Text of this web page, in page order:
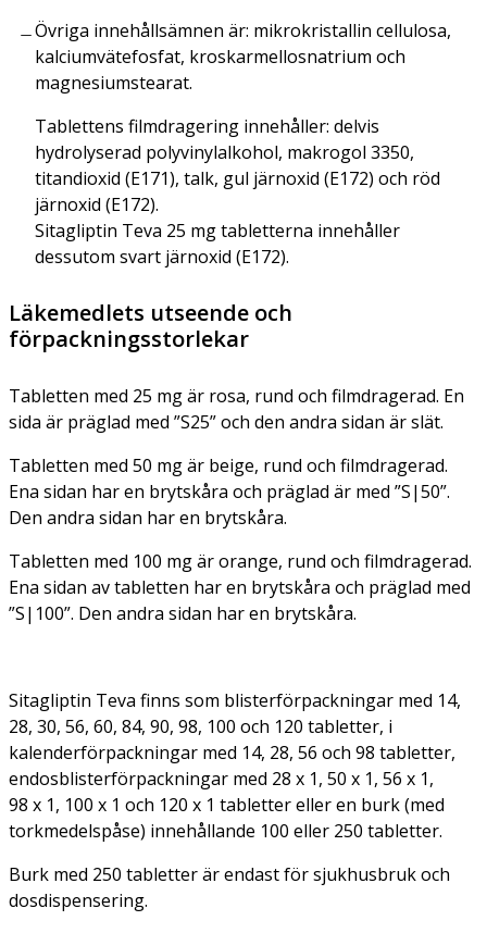
Övriga innehållsämnen är: mikrokristallin cellulosa,
kalciumvätefosfat, kroskarmellosnatrium och
magnesiumstearat.
Tablettens filmdragering innehåller: delvis
hydrolyserad polyvinylalkohol, makrogol 3350,
titandioxid (E171), talk, gul järnoxid (E172) och röd
järnoxid (E172).
Sitagliptin Teva 25 mg tabletterna innehåller
dessutom svart järnoxid (E172).
Läkemedlets utseende och
förpackningsstorlekar
Tabletten med 25 mg är rosa, rund och filmdragerad. En
sida är präglad med ”S25” och den andra sidan är slät.
Tabletten med 50 mg är beige, rund och filmdragerad.
Ena sidan har en brytskåra och präglad är med ”S|50”.
Den andra sidan har en brytskåra.
Tabletten med 100 mg är orange, rund och filmdragerad.
Ena sidan av tabletten har en brytskåra och präglad med
”S|100”. Den andra sidan har en brytskåra.
Sitagliptin Teva finns som blisterförpackningar med 14,
28, 30, 56, 60, 84, 90, 98, 100 och 120 tabletter, i
kalenderförpackningar med 14, 28, 56 och 98 tabletter,
endosblisterförpackningar med 28 x 1, 50 x 1, 56 x 1,
98 x 1, 100 x 1 och 120 x 1 tabletter eller en burk (med
torkmedelspåse) innehållande 100 eller 250 tabletter.
Burk med 250 tabletter är endast för sjukhusbruk och
dosdispensering.